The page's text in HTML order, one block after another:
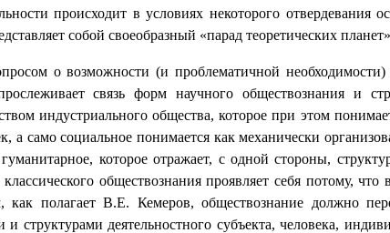
происходит в условиях некоторого отвердевания
собой своеобразный «парад теоретических
о возможности (и проблематичной
связь форм научного обществознания и
индустриального общества, которое при этом
а само социальное понимается как механически
которое отражает, с одной стороны,
обществознания проявляет себя потому,
как полагает В.Е. Кемеров, обществознание должно
структурами деятельностного субъекта, человека,